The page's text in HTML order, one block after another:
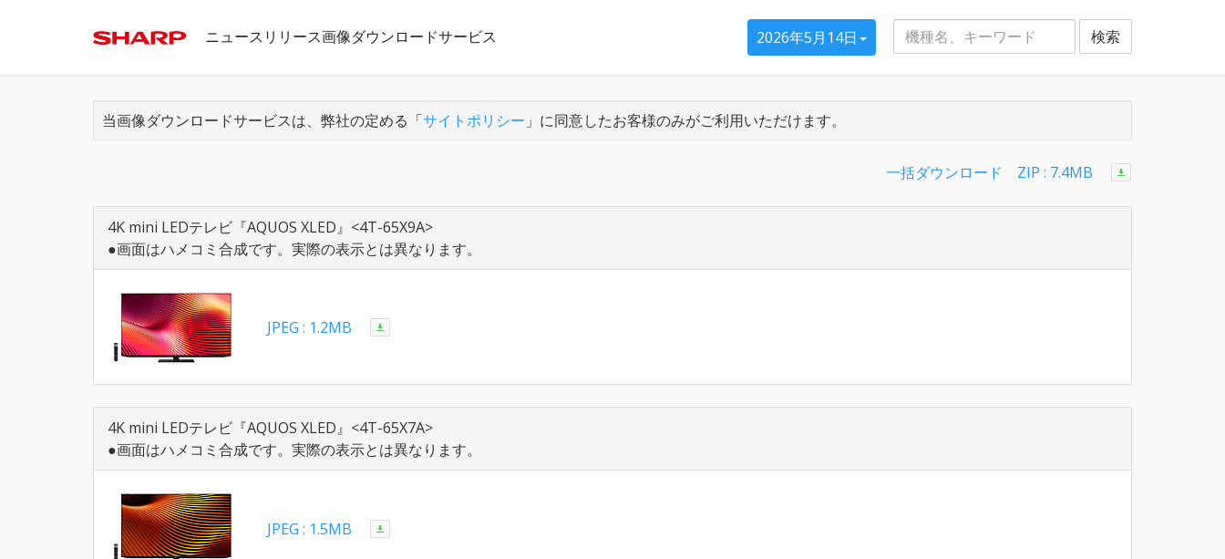
ニュースリリース画像ダウンロードサービス 検索
2026年5月14日
当画像ダウンロードサービスは、弊社の定める「サイトポリシー 」に同意したお客様のみがご利用いただけます。
一括ダウンロード ZIP : 7.4MB
4K mini LEDテレビ『AQUOS XLED』<4T-65X9A>
●画面はハメコミ合成です。実際の表示とは異なります。
JPEG : 1.2MB
4K mini LEDテレビ『AQUOS XLED』<4T-65X7A>
●画面はハメコミ合成です。実際の表示とは異なります。
JPEG : 1.5MB